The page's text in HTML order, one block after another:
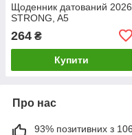
Щоденник датований 2026
STRONG, A5
264 ₴
Купити
Про нас
93% позитивних з 106